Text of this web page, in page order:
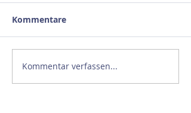
Kommentare
Kommentar verfassen...